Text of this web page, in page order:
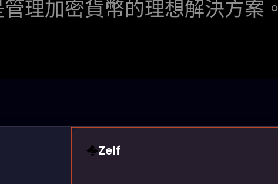
理加密貨幣的理想解決方案。
Zelf